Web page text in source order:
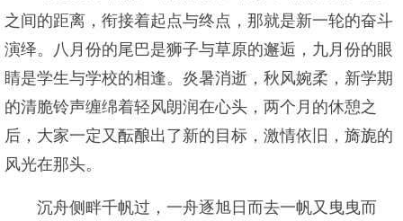
之间的距离，衔接着起点与终点，那就是新一轮的奋斗
演绎。八月份的尾巴是狮子与草原的邂逅，九月份的眼
睛是学生与学校的相逢。炎暑消逝，秋风婉柔，新学期
的清脆铃声缠绵着轻风朗润在心头，两个月的休憩之
后，大家一定又酝酿出了新的目标，激情依旧，旖旎的
风光在那头。
沉舟侧畔千帆过，一舟逐旭日而去一帆又曳曳而